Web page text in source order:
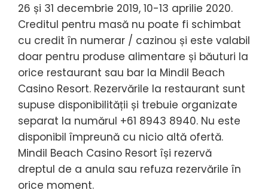
26 și 31 decembrie 2019, 10-13 aprilie 2020.
Creditul pentru masă nu poate fi schimbat
cu credit în numerar / cazinou și este valabil
doar pentru produse alimentare și băuturi la
orice restaurant sau bar la Mindil Beach
Casino Resort. Rezervările la restaurant sunt
supuse disponibilității și trebuie organizate
separat la numărul +61 8943 8940. Nu este
disponibil împreună cu nicio altă ofertă.
Mindil Beach Casino Resort își rezervă
dreptul de a anula sau refuza rezervările în
orice moment.